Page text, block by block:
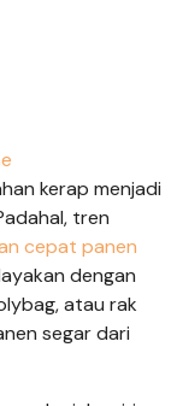
kerap menjadi
tren
cepat panen
dengan
atau rak
segar dari